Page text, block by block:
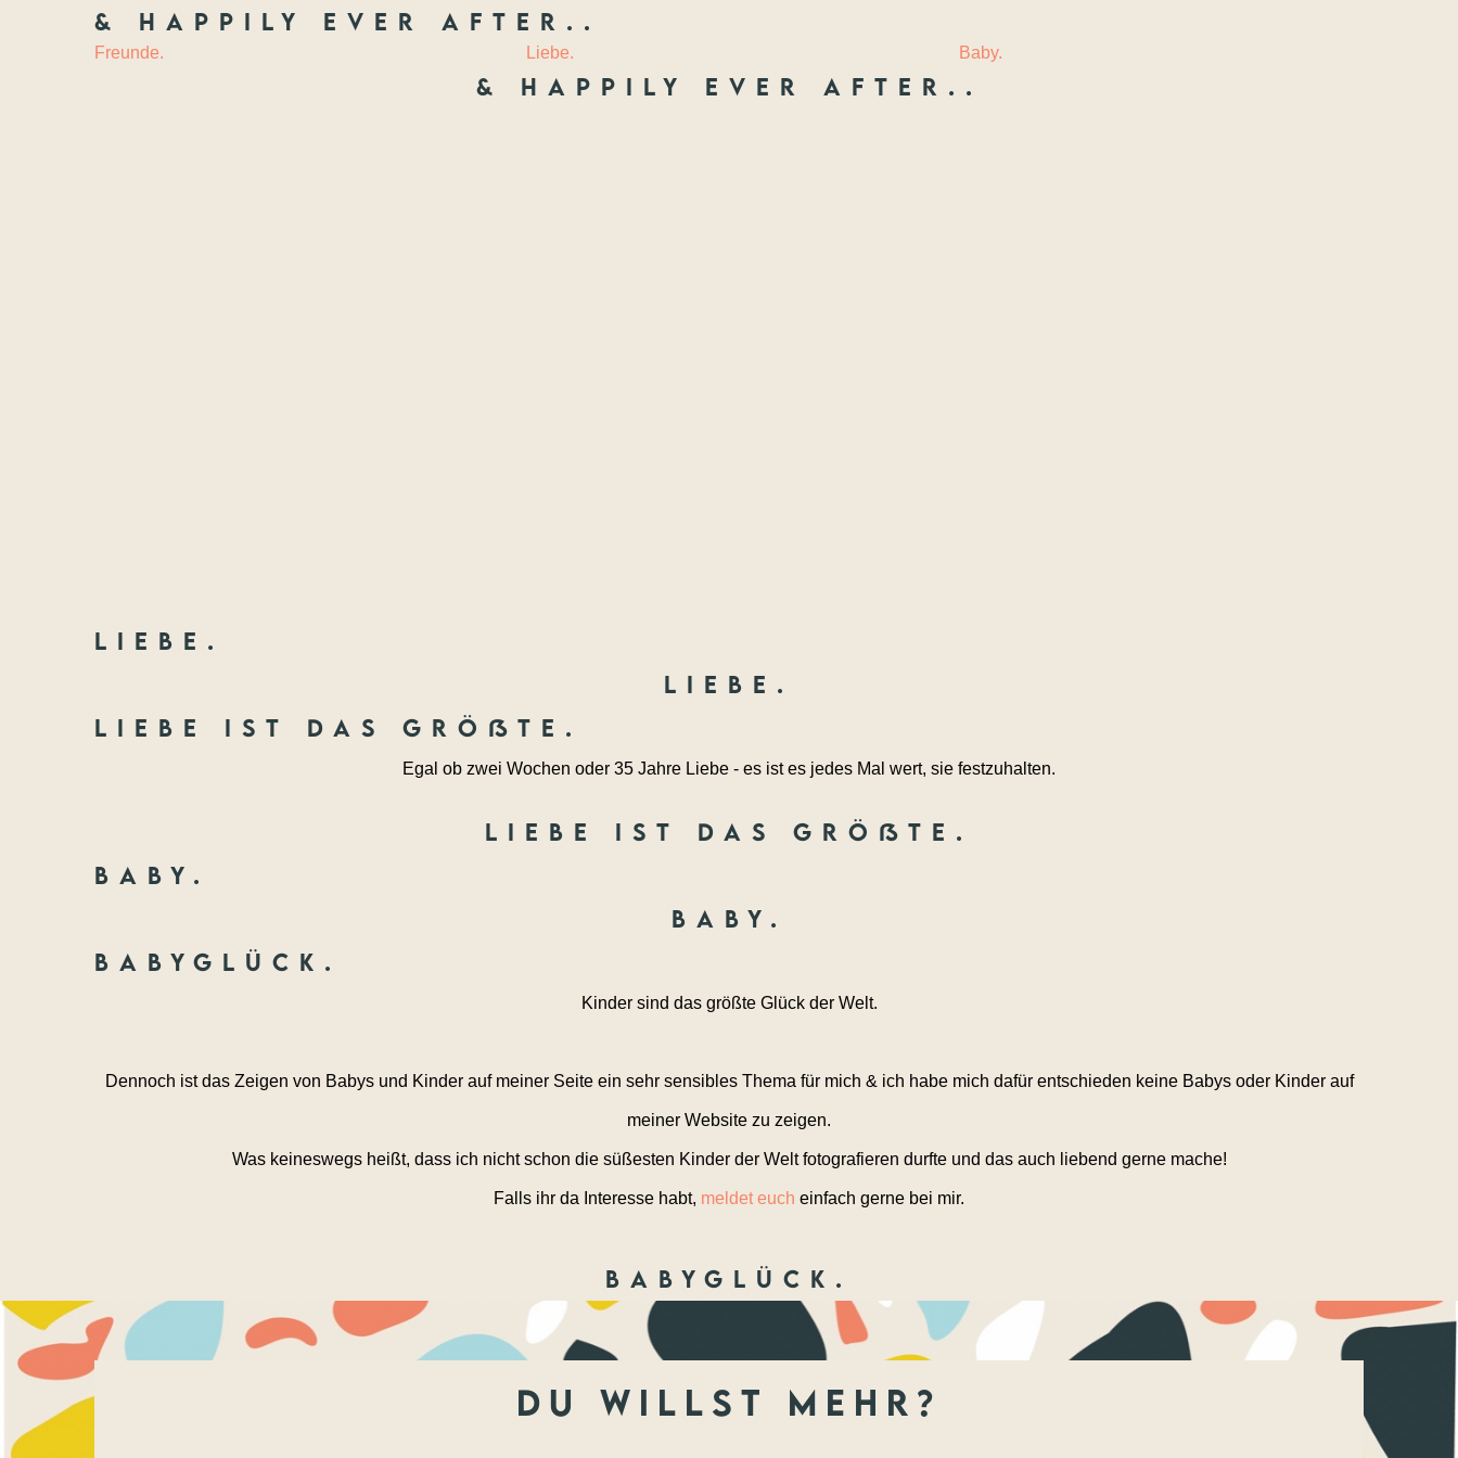
& LIEBE LAURIEN
& happily ever after..
Freunde. Liebe. Baby.
& happily ever after..
Liebe.
Liebe.
Liebe ist das größte.
Egal ob zwei Wochen oder 35 Jahre Liebe - es ist es jedes Mal wert, sie festzuhalten.
Liebe ist das größte.
Baby.
Baby.
Babyglück.
Kinder sind das größte Glück der Welt.
Dennoch ist das Zeigen von Babys und Kinder auf meiner Seite ein sehr sensibles Thema für mich & ich habe mich dafür entschieden keine Babys oder Kinder auf
meiner Website zu zeigen.
Was keineswegs heißt, dass ich nicht schon die süßesten Kinder der Welt fotografieren durfte und das auch liebend gerne mache!
Falls ihr da Interesse habt, meldet euch einfach gerne bei mir.
Babyglück.
du willst mehr?